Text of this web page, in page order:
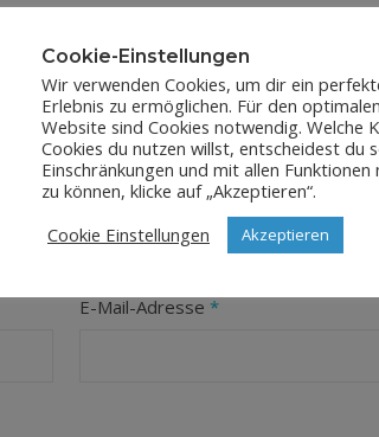
LEAVE A REPLY
Erforderliche Felder sind mit* markiert
E-Mail-Adresse*
Cookie-Einstellungen
Wir verwenden Cookies, um dir ein
Erlebnis zu ermöglichen. Für den
Website sind Cookies notwendig. Welche
Cookies du nutzen willst, entscheidest du
Einschränkungen und mit allen Funktionen
zu können, klicke auf „Akzeptieren“.
Cookie Einstellungen
Akzeptieren